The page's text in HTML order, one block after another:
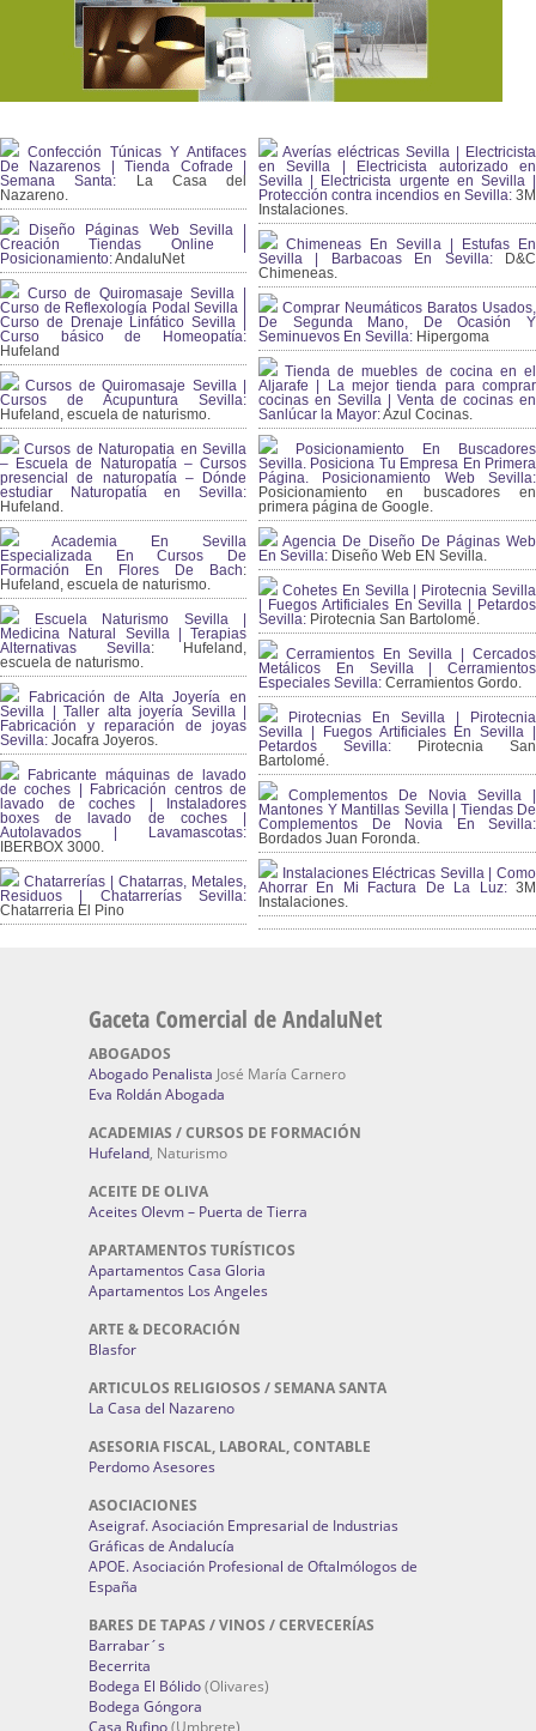
Confección Túnicas Y Antifaces
De Nazarenos | Tienda Cofrade |
Semana Santa: La Casa del
Nazareno.
Diseño Páginas Web Sevilla |
Creación Tiendas Online |
Posicionamiento:AndaluNet
Curso de Quiromasaje Sevilla |
Curso de Reflexología Podal Sevilla |
Curso de Drenaje Linfático Sevilla |
Curso básico de Homeopatía:
Hufeland
Cursos de Quiromasaje Sevilla |
Cursos de Acupuntura Sevilla:
Hufeland, escuela de naturismo.
Cursos de Naturopatia en Sevilla
– Escuela de Naturopatía – Cursos
presencial de naturopatía – Dónde
estudiar Naturopatía en Sevilla:
Hufeland.
Academia En Sevilla
Especializada En Cursos De
Formación En Flores De Bach:
Hufeland, escuela de naturismo.
Escuela Naturismo Sevilla |
Medicina Natural Sevilla | Terapias
Alternativas Sevilla: Hufeland,
escuela de naturismo.
Fabricación de Alta Joyería en
Sevilla | Taller alta joyería Sevilla |
Fabricación y reparación de joyas
Sevilla: Jocafra Joyeros.
Fabricante máquinas de lavado
de coches | Fabricación centros de
lavado de coches | Instaladores
boxes de lavado de coches |
Autolavados | Lavamascotas:
IBERBOX 3000.
Chatarrerías | Chatarras, Metales,
Residuos | Chatarrerías Sevilla:
Chatarreria El Pino
Averías eléctricas Sevilla | Electricista
en Sevilla | Electricista autorizado en
Sevilla | Electricista urgente en Sevilla |
Protección contra incendios en Sevilla:3M
Instalaciones.
Chimeneas En Sevilla | Estufas En
Sevilla | Barbacoas En Sevilla:D&C
Chimeneas.
Comprar Neumáticos Baratos Usados,
De Segunda Mano, De Ocasión Y
Seminuevos En Sevilla: Hipergoma
Tienda de muebles de cocina en el
Aljarafe | La mejor tienda para comprar
cocinas en Sevilla | Venta de cocinas en
Sanlúcar la Mayor:Azul Cocinas.
Posicionamiento En Buscadores
Sevilla. Posiciona Tu Empresa En Primera
Página. Posicionamiento Web Sevilla:
Posicionamiento en buscadores en
primera página de Google.
Agencia De Diseño De Páginas Web
En Sevilla: Diseño Web EN Sevilla.
Cohetes En Sevilla | Pirotecnia Sevilla
| Fuegos Artificiales En Sevilla | Petardos
Sevilla: Pirotecnia San Bartolomé.
Cerramientos En Sevilla | Cercados
Metálicos En Sevilla | Cerramientos
Especiales Sevilla: Cerramientos Gordo.
Pirotecnias En Sevilla | Pirotecnia
Sevilla | Fuegos Artificiales En Sevilla |
Petardos Sevilla: Pirotecnia San
Bartolomé.
Complementos De Novia Sevilla |
Mantones Y Mantillas Sevilla | Tiendas De
Complementos De Novia En Sevilla:
Bordados Juan Foronda.
Instalaciones Eléctricas Sevilla | Como
Ahorrar En Mi Factura De La Luz:3M
Instalaciones.
Gaceta Comercial de AndaluNet
ABOGADOS
Abogado Penalista José María Carnero
Eva Roldán Abogada
ACADEMIAS / CURSOS DE FORMACIÓN
Hufeland, Naturismo
ACEITE DE OLIVA
Aceites Olevm – Puerta de Tierra
APARTAMENTOS TURÍSTICOS
Apartamentos Casa Gloria
Apartamentos Los Angeles
ARTE & DECORACIÓN
Blasfor
ARTICULOS RELIGIOSOS / SEMANA SANTA
La Casa del Nazareno
ASESORIA FISCAL, LABORAL, CONTABLE
Perdomo Asesores
ASOCIACIONES
Aseigraf. Asociación Empresarial de Industrias
Gráficas de Andalucía
APOE. Asociación Profesional de Oftalmólogos de
España
BARES DE TAPAS / VINOS / CERVECERÍAS
Barrabar´s
Becerrita
Bodega El Bólido(Olivares)
Bodega Góngora
Casa Rufino(Umbrete)